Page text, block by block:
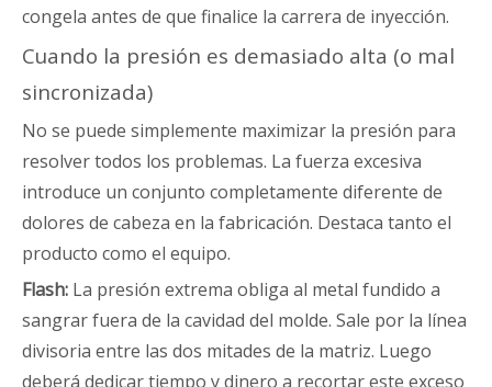
congela antes de que finalice la carrera de inyección.
Cuando la presión es demasiado alta (o mal
sincronizada)
No se puede simplemente maximizar la presión para
resolver todos los problemas. La fuerza excesiva
introduce un conjunto completamente diferente de
dolores de cabeza en la fabricación. Destaca tanto el
producto como el equipo.
Flash: La presión extrema obliga al metal fundido a
sangrar fuera de la cavidad del molde. Sale por la línea
divisoria entre las dos mitades de la matriz. Luego
deberá dedicar tiempo y dinero a recortar este exceso